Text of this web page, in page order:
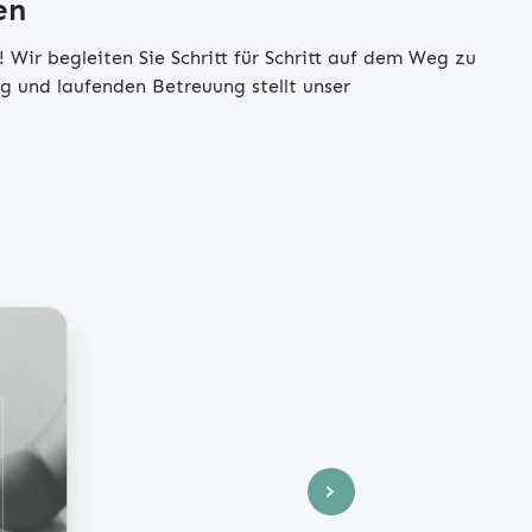
begleiten Sie Schritt für Schritt auf dem Weg zu
und laufenden Betreuung stellt unser
wir
›